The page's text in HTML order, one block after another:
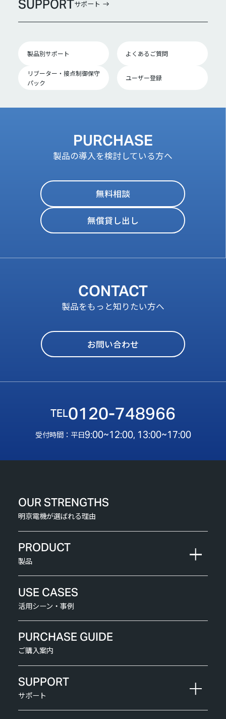
SUPPORTサポート
製品別サポート よくあるご質問
リブーター・接点制御保守
パック
ユーザー登録
PURCHASE
製品の導入を検討している方へ
無料相談
無償貸し出し
CONTACT
製品をもっと知りたい方へ
お問い合わせ
0120-748966
受付時間：平日9:00~12:00, 13:00~17:00
OUR STRENGTHS
明京電機が選ばれる理由
PRODUCT
製品
USE CASES
活用シーン・事例
PURCHASE GUIDE
ご購入案内
SUPPORT
サポート